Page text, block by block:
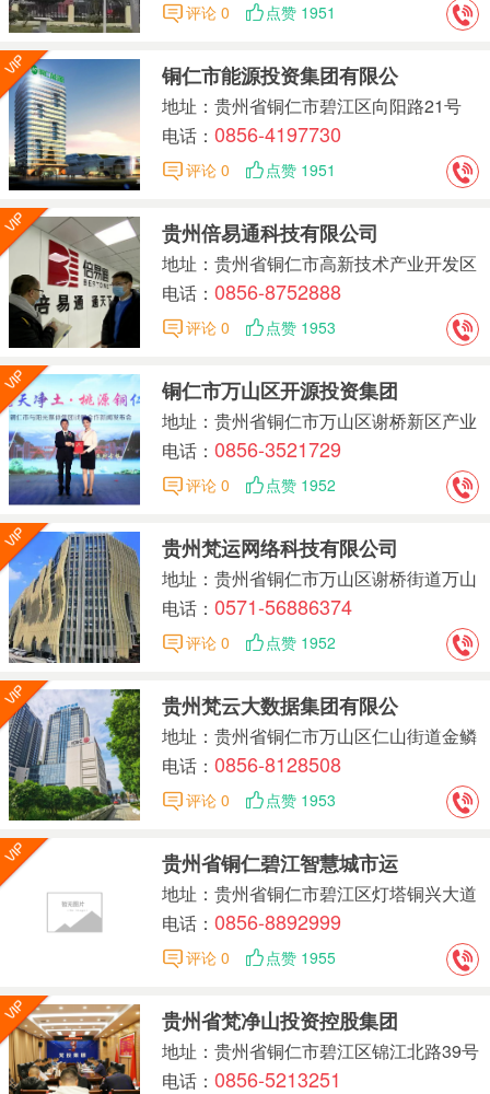
评论 0 点赞 1951
铜仁市能源投资集团有限公
地址：贵州省铜仁市碧江区向阳路21号
电话： 0856-4197730
评论 0 点赞 1951
贵州倍易通科技有限公司
地址：贵州省铜仁市高新技术产业开发区
A-24-01地块
电话： 0856-8752888
评论 0 点赞 1953
铜仁市万山区开源投资集团
地址：贵州省铜仁市万山区谢桥新区产业
园主楼B座2楼
电话： 0856-3521729
评论 0 点赞 1952
贵州梵运网络科技有限公司
地址：贵州省铜仁市万山区谢桥街道万山
区大数据产业园 1号楼10层001号
电话： 0571-56886374
评论 0 点赞 1952
贵州梵云大数据集团有限公
地址：贵州省铜仁市万山区仁山街道金鳞
大道大数据产业园22-25楼
电话： 0856-8128508
评论 0 点赞 1953
贵州省铜仁碧江智慧城市运
地址：贵州省铜仁市碧江区灯塔铜兴大道
170号
电话： 0856-8892999
评论 0 点赞 1955
贵州省梵净山投资控股集团
地址：贵州省铜仁市碧江区锦江北路39号
15栋4楼
电话： 0856-5213251